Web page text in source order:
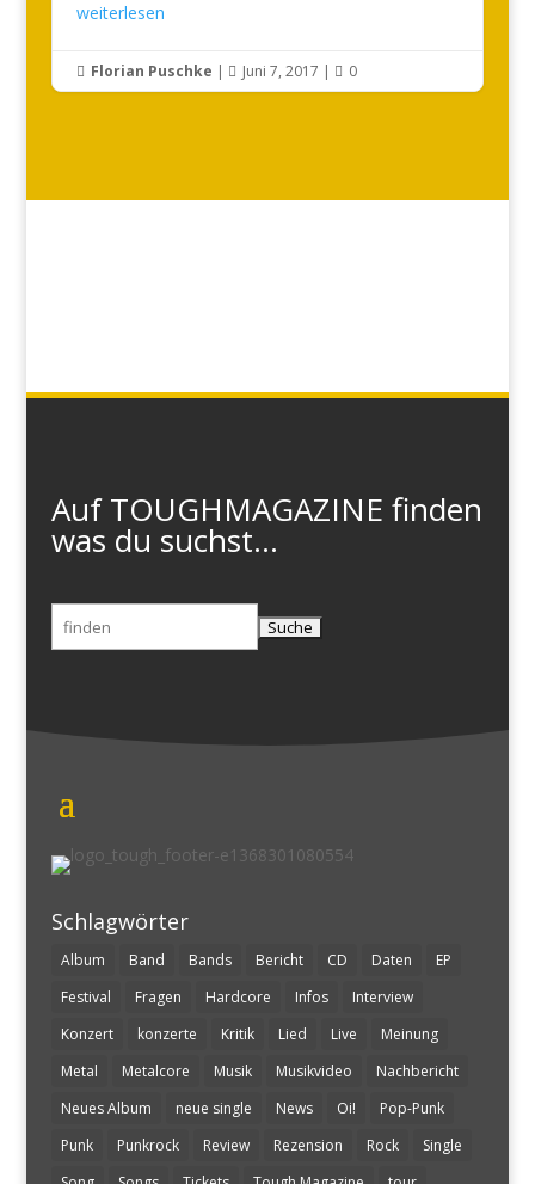
weiterlesen
 Florian Puschke |  Juni 7, 2017 |  0
Auf TOUGHMAGAZINE finden
was du suchst...
Suchen
nach:
Schlagwörter
Album Band Bands Bericht CD Daten
EP
Festival
Fragen Hardcore Infos
Interview
Konzert
konzerte Kritik Lied Live
Meinung
Metal
Metalcore Musik Musikvideo
Nachbericht
Neues Album
neue single News Oi!
Pop-Punk
Punk
Punkrock Review Rezension Rock
Single